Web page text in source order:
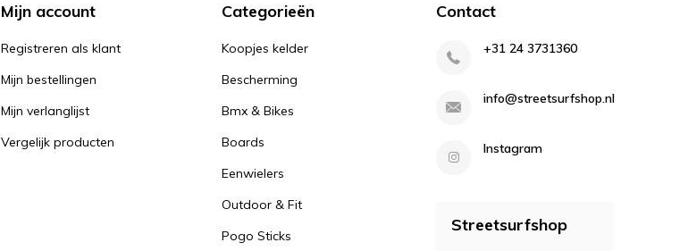
Mijn account
Registreren als klant
Mijn bestellingen
Mijn verlanglijst
Vergelijk producten
Categorieën
Koopjes kelder
Bescherming
Bmx & Bikes
Boards
Eenwielers
Outdoor & Fit
Pogo Sticks
Contact
+31 24 3731360
info@streetsurfshop.nl
Instagram
Streetsurfshop